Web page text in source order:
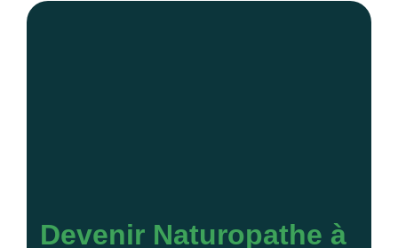
Devenir Naturopathe à